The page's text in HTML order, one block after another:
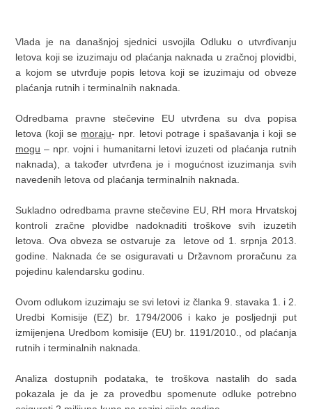
Vlada je na današnjoj sjednici usvojila Odluku o utvrđivanju
letova koji se izuzimaju od plaćanja naknada u zračnoj plovidbi,
a kojom se utvrđuje popis letova koji se izuzimaju od obveze
plaćanja rutnih i terminalnih naknada.
Odredbama pravne stečevine EU utvrđena su dva popisa
letova (koji se moraju- npr. letovi potrage i spašavanja i koji se
mogu – npr. vojni i humanitarni letovi izuzeti od plaćanja rutnih
naknada), a također utvrđena je i mogućnost izuzimanja svih
navedenih letova od plaćanja terminalnih naknada.
Sukladno odredbama pravne stečevine EU, RH mora Hrvatskoj
kontroli zračne plovidbe nadoknaditi troškove svih izuzetih
letova. Ova obveza se ostvaruje za letove od 1. srpnja 2013.
godine. Naknada će se osiguravati u Državnom proračunu za
pojedinu kalendarsku godinu.
Ovom odlukom izuzimaju se svi letovi iz članka 9. stavaka 1. i 2.
Uredbi Komisije (EZ) br. 1794/2006 i kako je posljednji put
izmijenjena Uredbom komisije (EU) br. 1191/2010., od plaćanja
rutnih i terminalnih naknada.
Analiza dostupnih podataka, te troškova nastalih do sada
pokazala je da je za provedbu spomenute odluke potrebno